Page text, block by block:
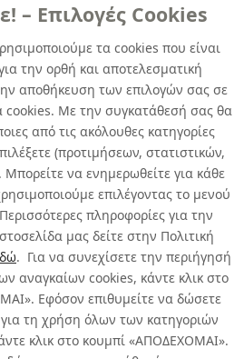
– Επιλογές Cookies
τα cookies που είναι
την ορθή και αποτελεσματική
αποθήκευση των επιλογών σας σε
cookies. Με την συγκατάθεσή σας θα
από τις ακόλουθες κατηγορίες
(προτιμήσεων, στατιστικών,
να ενημερωθείτε για κάθε
επιλέγοντας το μενού
πληροφορίες για την
μας δείτε στην Πολιτική
. Για να συνεχίσετε την περιήγησή
αναγκαίων cookies, κάντε κλικ στο
Εφόσον επιθυμείτε να δώσετε
τη χρήση όλων των κατηγοριών
κλικ στο κουμπί «ΑΠΟΔΕΧΟΜΑΙ».
200cm x160cm